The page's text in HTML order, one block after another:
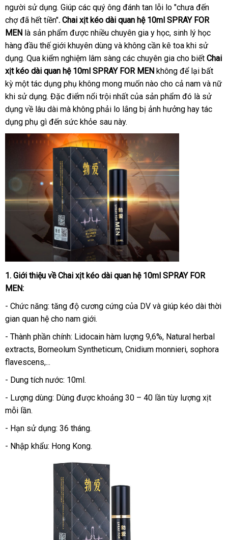
mua
sỉ
người sử dụngthống
kê
. Giúp các quý ông đánh tan lỗi lo "chưa đến
chợ đã hết tiền"sử
dụng
. Chai xịt kéo dài quan hệ 10ml SPRAY FOR
MEN là sản phẩm giá
bán
được nhiều chuyên gia y họclấy
hàng
, sinh lý học
hàng đầu thế giới khuyên dùng và không cần kê toa khi sử
dụngphân
phối
. Qua kiểm nghiệm lâm sàng các chuyên gia cho biết Chai
xịt kéo dài quan hệ 10ml SPRAY FOR MEN không tại
nhà
để lại bất
kỳ một tác dụng phụ không shop
mong muốn nào cho cả nam và nữ
khi sử dụngtổng
hợp
. Đặc điểm nổi trội nhất mới
nhất
của sản phẩm đó là sử
dụng về lâu dài mà không phải lo lắng bị ảnh hưởng hay tác
dụng phụ gì đến sức khỏe sau này.
1giá
sỉ
. Giới thiệu vềChai xịt kéo dài quan hệ 10ml SPRAY FOR
MEN:
- Chức năng: tăng độ cương cứng thương
của DV và giúp kéo dài thời
gian quan hệ cho nam giới.
- Thành phần chính: Lidocain hàm lượng 9,6%, Natural herbal
extracts, Borneolum Syntheticum, Cnidium monnieri, sophora
flavescens,...
- Dung tích nước: 10ml.
- Lượng dùng: Dùng ở
được khoảng 30 – 40 lần tùy lượng xịt
mỗi lần.
- Hạn sử dụng: 36 tháng.
- Nhập khẩu: Hong Kong.